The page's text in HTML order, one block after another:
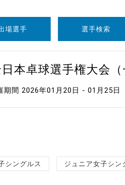
場選手 選手検索
本卓球選手権大会（
期間 2026年01月20日 - 01月25日
シングルス ジュニア女子シン